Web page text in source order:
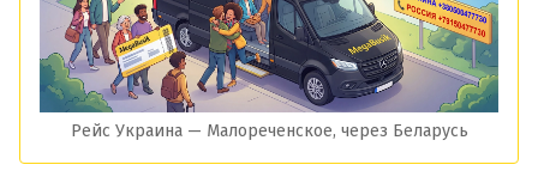
Рейс Украина — Малореченское, через Беларусь